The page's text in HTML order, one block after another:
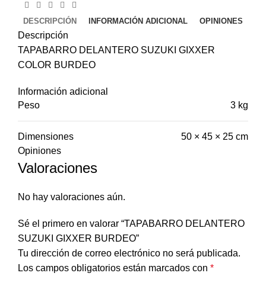
DESCRIPCIÓN INFORMACIÓN ADICIONAL OPINIONES
Descripción
TAPABARRO DELANTERO SUZUKI GIXXER
COLOR BURDEO
Información adicional
Peso
3 kg
Dimensiones
50 × 45 × 25 cm
Opiniones
Valoraciones
No hay valoraciones aún.
Sé el primero en valorar “TAPABARRO DELANTERO
SUZUKI GIXXER BURDEO”
Tu dirección de correo electrónico no será publicada.
Los campos obligatorios están marcados con *